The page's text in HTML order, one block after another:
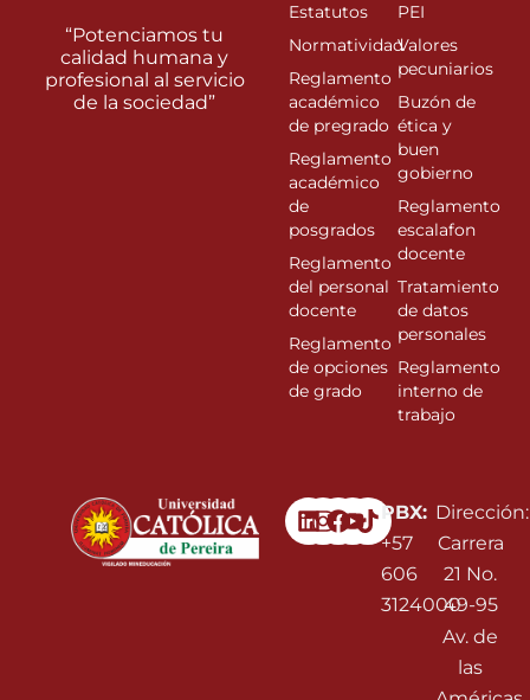
Linkedin
Instagram
Facebook
Youtube
PBX:
+57
606
3124000
Dirección:
Carrera
21 No.
49-95
Av. de
las
“Potenciamos tu
calidad humana y
profesional al servicio
de la sociedad”
Estatutos
Normatividad
Reglamento
académico
de pregrado
Reglamento
académico
de
posgrados
Reglamento
del personal
docente
Reglamento
de opciones
de grado
PEI
Valores
pecuniarios
Buzón de
ética y
buen
gobierno
Reglamento
escalafon
docente
Tratamiento
de datos
personales
Reglamento
interno de
trabajo